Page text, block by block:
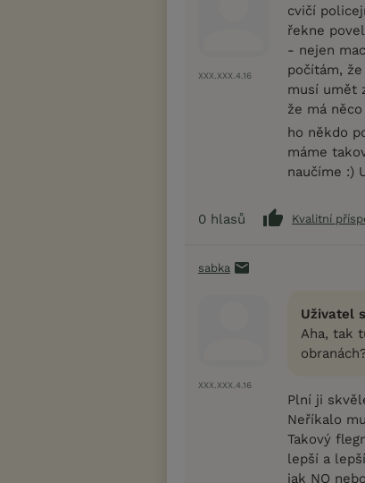
XXX.XXX.4.16
cvičí
řekne
- nejen
počítám,
musí umět
že má
ho někdo
máme
naučíme :)
0 hlasů Kvalitní
sabka
XXX.XXX.4.16
Uživatel
Aha, tak
Plní ji
Neříkalo
Takový
lepší a
jak NO